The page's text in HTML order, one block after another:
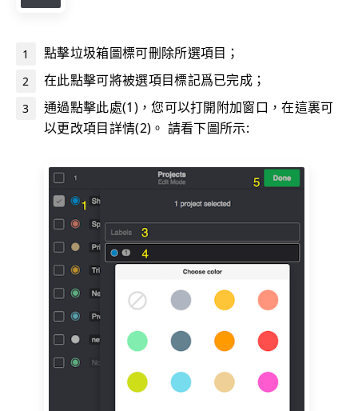
點擊垃圾箱圖標可刪除所選項目；
在此點擊可將被選項目標記爲已完成；
通過點擊此處(1)，您可以打開附加窗口，在這裏可
以更改項目詳情(2)。 請看下圖所示: